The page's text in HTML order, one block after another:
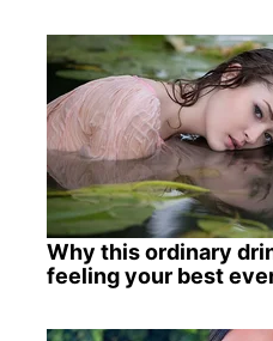
Why this ordinary
feeling your best